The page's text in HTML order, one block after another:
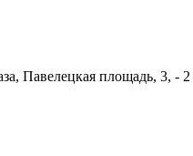
Павелецкая площадь, 3, - 2